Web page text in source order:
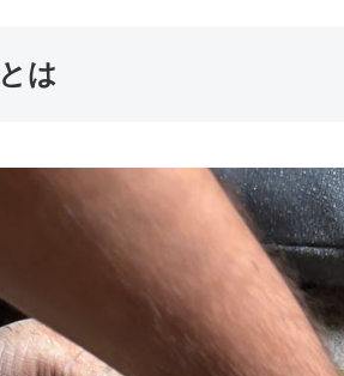
は